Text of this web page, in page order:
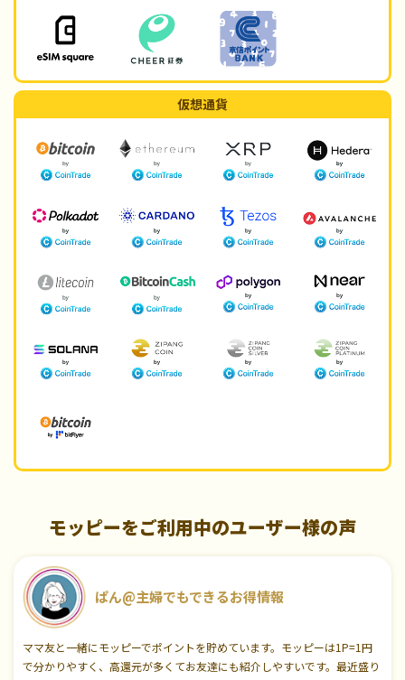
仮想通貨
モッピーをご利用中のユーザー様の声
ぱん@主婦でもできるお得情報
ママ友と一緒にモッピーでポイントを貯めています。モッピーは1P=1円
で分かりやすく、高還元が多くてお友達にも紹介しやすいです。最近盛り